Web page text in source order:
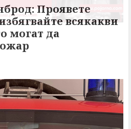
Проявете
всякакви
могат да